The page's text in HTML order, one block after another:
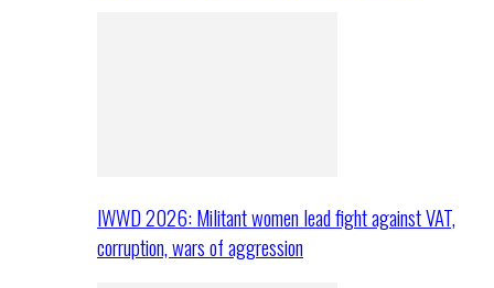
IWWD 2026: Militant women lead fight against VAT,
corruption, wars of aggression